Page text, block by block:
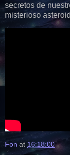
secretos de
misterioso
Fon at 16:18:00